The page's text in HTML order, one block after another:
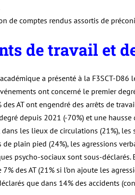
de comptes rendus assortis de
de travail et
a présenté à la F3SCT-D86
ont concerné le premier
AT ont engendré des arrêts de
depuis 2021 (-70%) et une hausse
les lieux de circulations (21%), les
plain pied (24%), les agressions
psycho-sociaux sont sous-déclarés.
des AT (21% si l’on ajoute les
que dans 14% des accidents